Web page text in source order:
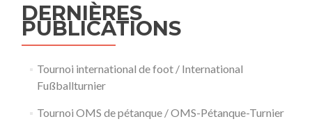
DERNIÈRES
PUBLICATIONS
Tournoi international de foot / International
Fußballturnier
Tournoi OMS de pétanque / OMS-Pétanque-Turnier